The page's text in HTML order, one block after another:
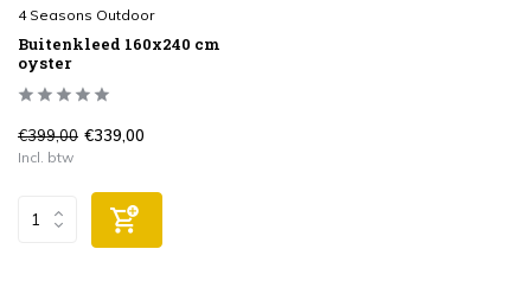
4 Seasons Outdoor
Buitenkleed 160x240 cm
oyster
€399,00 €339,00
Incl. btw